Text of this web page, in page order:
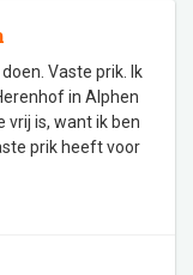
Vaste prik. Ik
in Alphen
vrij is, want ik ben
prik heeft voor